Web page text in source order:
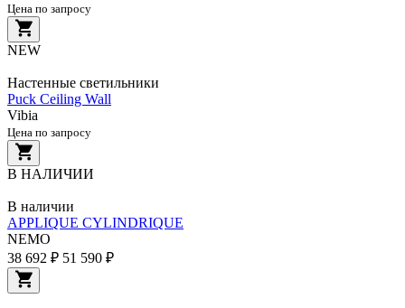
Цена по запросу
NEW
Настенные светильники
Puck Ceiling Wall
Vibia
Цена по запросу
В НАЛИЧИИ
В наличии
APPLIQUE CYLINDRIQUE
NEMO
38 692 ₽ 51 590 ₽